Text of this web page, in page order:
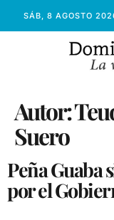
SÁB, 8 AGOSTO
Autor:
Suero
Peña Guaba
por el